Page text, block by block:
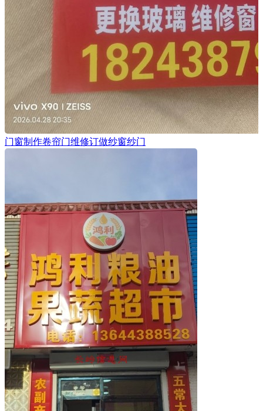
门窗制作卷帘门维修订做纱窗纱门